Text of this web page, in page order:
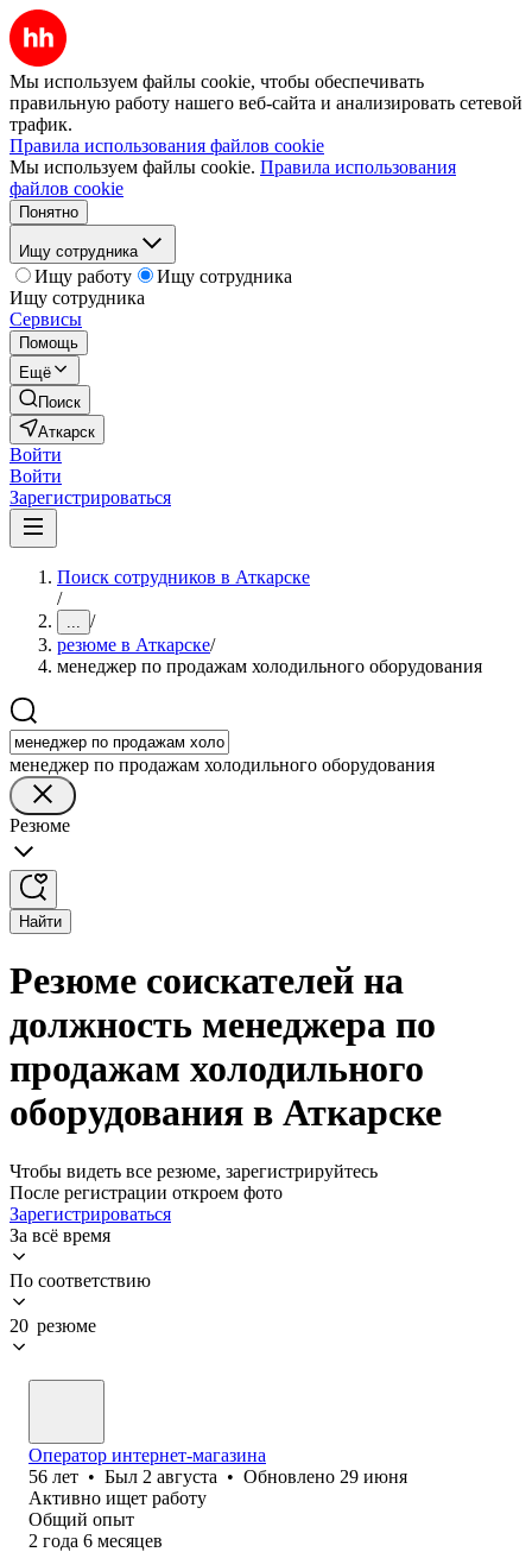
Мы используем файлы cookie, чтобы обеспечивать
правильную работу нашего веб-сайта и анализировать сетевой
трафик.
Правила использования файлов cookie
Мы используем файлы cookie. Правила использования
файлов cookie
Понятно
Ищу сотрудника
Ищу работу
Ищу сотрудника
Ищу сотрудника
Сервисы
Помощь
Ещё
Поиск
Аткарск
Войти
Войти
Зарегистрироваться
Поиск сотрудников в Аткарске
/
... /
резюме в Аткарске/
менеджер по продажам холодильного оборудования
менеджер по продажам холодильного оборудования
Резюме
Найти
Резюме соискателей на
должность менеджера по
продажам холодильного
оборудования в Аткарске
Чтобы видеть все резюме, зарегистрируйтесь
После регистрации откроем фото
Зарегистрироваться
За всё время
По соответствию
20 резюме
Оператор интернет-магазина
56 лет • Был 2 августа • Обновлено 29 июня
Активно ищет работу
Общий опыт
2 года 6 месяцев